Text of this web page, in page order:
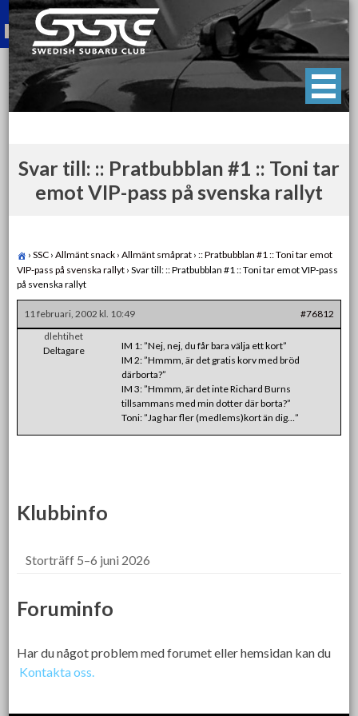
Skip
to
content
Swedish Subaru Club
För oss som älskar Subaru!
Svar till: :: Pratbubblan #1 :: Toni tar
emot VIP-pass på svenska rallyt
› SSC › Allmänt snack › Allmänt småprat › :: Pratbubblan #1 :: Toni tar emot
VIP-pass på svenska rallyt › Svar till: :: Pratbubblan #1 :: Toni tar emot VIP-pass
på svenska rallyt
11 februari, 2002 kl. 10:49
#76812
dlehtihet
Deltagare
IM 1: ”Nej, nej, du får bara välja ett kort”
IM 2: ”Hmmm, är det gratis korv med bröd
därborta?”
IM 3: ”Hmmm, är det inte Richard Burns
tillsammans med min dotter där borta?”
Toni: ”Jag har fler (medlems)kort än dig…”
Klubbinfo
Storträff 5–6 juni 2026
Foruminfo
Har du något problem med forumet eller hemsidan kan du
Kontakta oss.